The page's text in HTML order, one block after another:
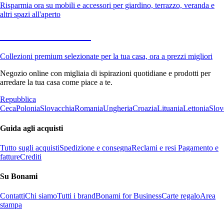
Risparmia ora su mobili e accessori per giardino, terrazzo, veranda e
altri spazi all'aperto
Collezioni premium selezionate per la tua casa, ora a prezzi migliori
Negozio online con migliaia di ispirazioni quotidiane e prodotti per
arredare la tua casa come piace a te.
Repubblica
CecaPoloniaSlovacchiaRomaniaUngheriaCroaziaLituaniaLettonia
Guida agli acquisti
Tutto sugli acquistiSpedizione e consegnaReclami e resi Pagamento e
fattureCrediti
Su Bonami
ContattiChi siamoTutti i brandBonami for BusinessCarte regaloArea
stampa